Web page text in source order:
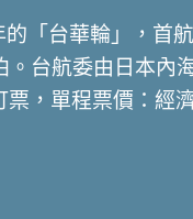
「台華輪」，首
台航委由日本內
，單程票價：經